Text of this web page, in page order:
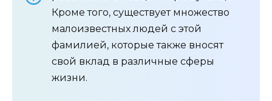
Кроме того, существует множество
малоизвестных людей с этой
фамилией, которые также вносят
свой вклад в различные сферы
жизни.